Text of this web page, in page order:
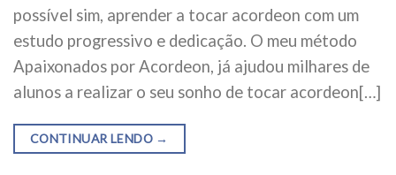
possível sim, aprender a tocar acordeon com um
estudo progressivo e dedicação. O meu método
Apaixonados por Acordeon, já ajudou milhares de
alunos a realizar o seu sonho de tocar acordeon[…]
CONTINUAR LENDO →